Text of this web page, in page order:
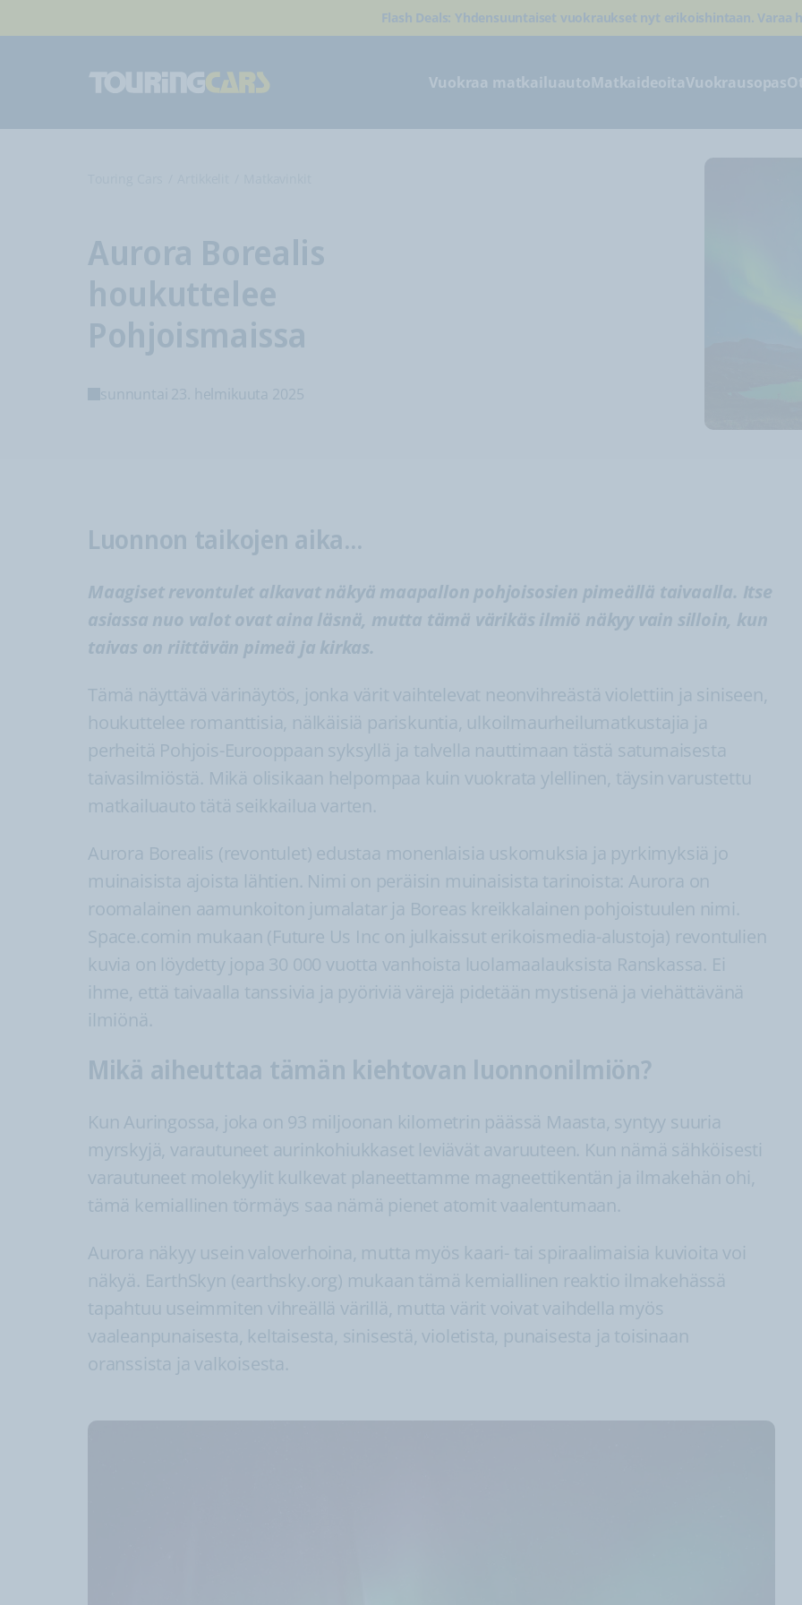
Flash Deals: Yhdensuuntaiset vuokraukset nyt erikoishintaan. Varaa
Vuokraa matkailuautoMatkaideoitaVuokrausopas
Aurora Borealis
houkuttelee
Pohjoismaissa
sunnuntai 23. helmikuuta 2025
Luonnon taikojen aika...
Maagiset revontulet alkavat näkyä maapallon pohjoisosien pimeällä taivaalla. Itse
asiassa nuo valot ovat aina läsnä, mutta tämä värikäs ilmiö näkyy vain silloin, kun
taivas on riittävän pimeä ja kirkas.
Tämä näyttävä värinäytös, jonka värit vaihtelevat neonvihreästä violettiin ja siniseen,
houkuttelee romanttisia, nälkäisiä pariskuntia, ulkoilmaurheilumatkustajia ja
perheitä Pohjois-Eurooppaan syksyllä ja talvella nauttimaan tästä satumaisesta
taivasilmiöstä. Mikä olisikaan helpompaa kuin vuokrata ylellinen, täysin varustettu
matkailuauto tätä seikkailua varten.
Aurora Borealis (revontulet) edustaa monenlaisia uskomuksia ja pyrkimyksiä jo
muinaisista ajoista lähtien. Nimi on peräisin muinaisista tarinoista: Aurora on
roomalainen aamunkoiton jumalatar ja Boreas kreikkalainen pohjoistuulen nimi.
Space.comin mukaan (Future Us Inc on julkaissut erikoismedia-alustoja) revontulien
kuvia on löydetty jopa 30 000 vuotta vanhoista luolamaalauksista Ranskassa. Ei
ihme, että taivaalla tanssivia ja pyöriviä värejä pidetään mystisenä ja viehättävänä
ilmiönä.
Mikä aiheuttaa tämän kiehtovan luonnonilmiön?
Kun Auringossa, joka on 93 miljoonan kilometrin päässä Maasta, syntyy suuria
myrskyjä, varautuneet aurinkohiukkaset leviävät avaruuteen. Kun nämä sähköisesti
varautuneet molekyylit kulkevat planeettamme magneettikentän ja ilmakehän ohi,
tämä kemiallinen törmäys saa nämä pienet atomit vaalentumaan.
Aurora näkyy usein valoverhoina, mutta myös kaari- tai spiraalimaisia kuvioita voi
näkyä. EarthSkyn (earthsky.org) mukaan tämä kemiallinen reaktio ilmakehässä
tapahtuu useimmiten vihreällä värillä, mutta värit voivat vaihdella myös
vaaleanpunaisesta, keltaisesta, sinisestä, violetista, punaisesta ja toisinaan
oranssista ja valkoisesta.